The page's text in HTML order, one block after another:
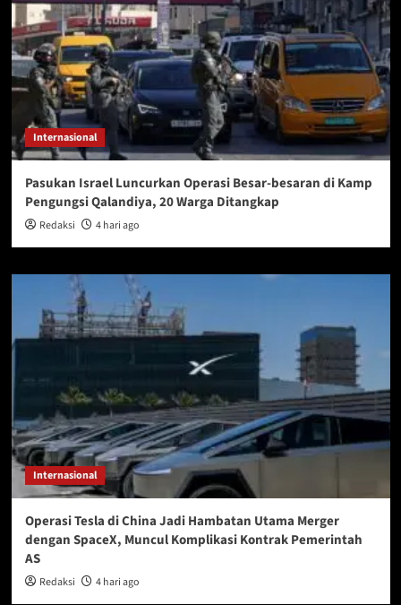
Internasional
Pasukan Israel Luncurkan Operasi Besar-besaran di Kamp
Pengungsi Qalandiya, 20 Warga Ditangkap
Redaksi 4 hari ago
Internasional
Operasi Tesla di China Jadi Hambatan Utama Merger
dengan SpaceX, Muncul Komplikasi Kontrak Pemerintah
AS
Redaksi 4 hari ago